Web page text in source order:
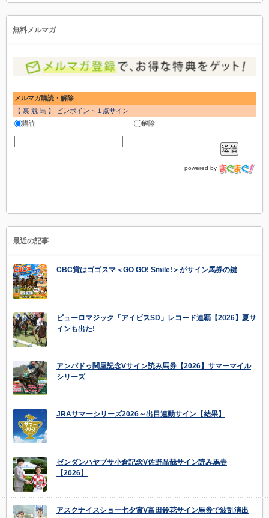
無料メルマガ
メルマガ購読・解除
【 裏 競 馬 】 ピンポイント１点サイン
購読
解除
powered by
最近の記事
CBC賞はゴゴスマ＜GO GO! Smile!＞がサイン馬券の鍵
ピューロマジック「アイビスSD」レコード連覇【2026】夏サ
インも出た!
アンパドゥ関屋記念Vサイン読み馬券【2026】サマーマイル
シリーズ
JRAサマーシリーズ2026～出目連動サイン【結果】
ゼンダンハヤブサ小倉記念V佐野晶哉サイン読み馬券
【2026】
アスクナイスショー七夕賞V富田鈴花サイン馬券で波乱演出